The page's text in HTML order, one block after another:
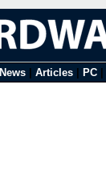
News| Articles| PC|